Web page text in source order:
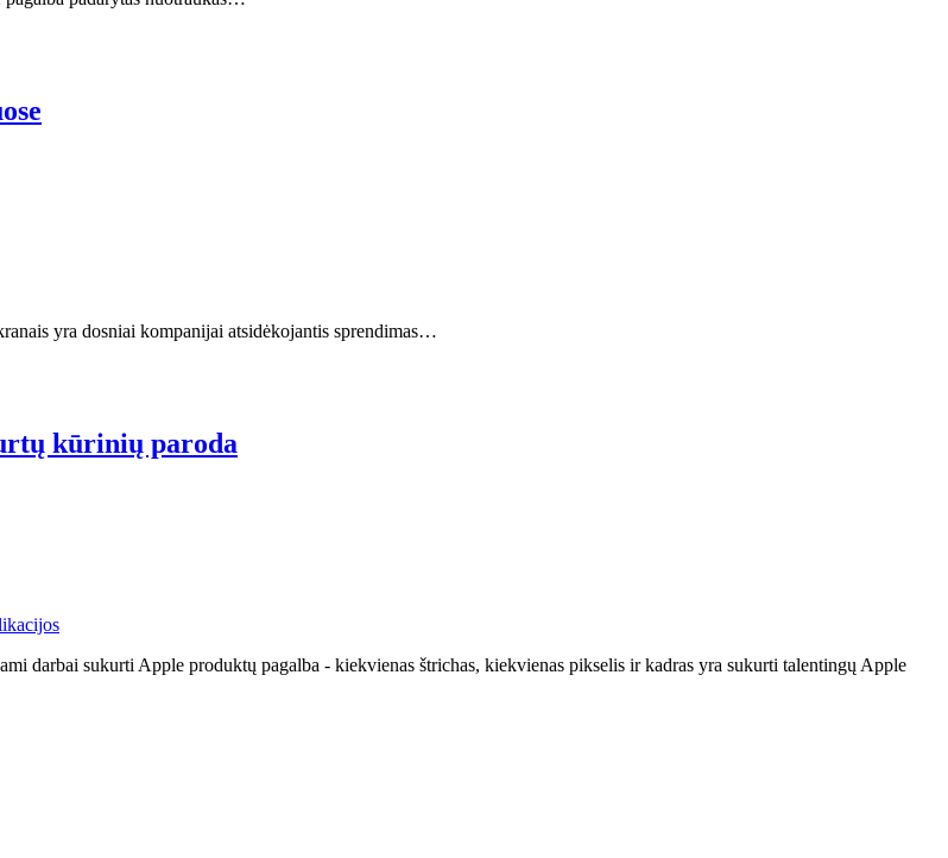
yra dosniai kompanijai atsidėkojantis sprendimas…
kūrinių paroda
darbai sukurti Apple produktų pagalba - kiekvienas štrichas, kiekvienas pikselis ir kadras yra sukurti talentingų Apple